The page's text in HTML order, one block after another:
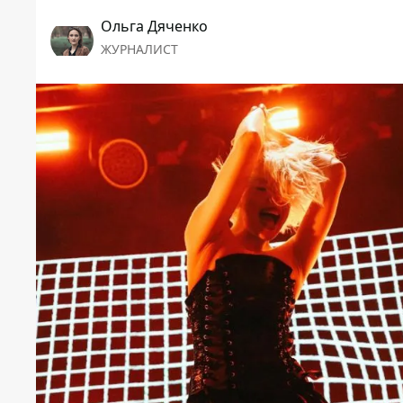
Ольга Дяченко
ЖУРНАЛИСТ